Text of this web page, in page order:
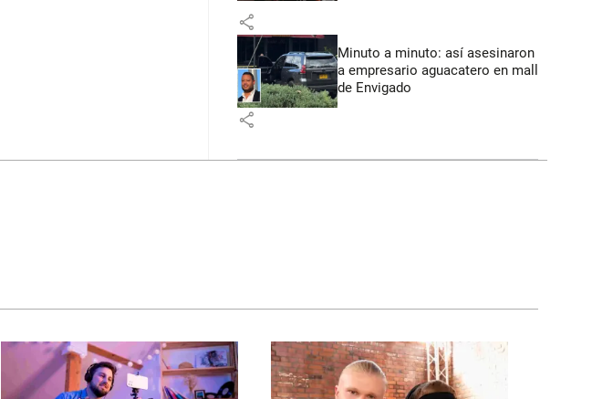
share
Minuto a minuto: así asesinaron
a empresario aguacatero en mall
de Envigado
share